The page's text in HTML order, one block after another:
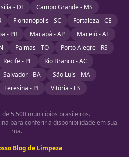
- DF
Campo Grande - MS
Florianópolis - SC
Fortaleza - CE
- PB Macapá - AP
Maceió - AL
Palmas - TO
Porto Alegre - RS
Recife - PE
Rio Branco - AC
Salvador - BA
São Luís - MA
Teresina - PI Vitória - ES
5.500 municípios brasileiros.
para conferir a disponibilidade em sua
rua.
Blog de Limpeza